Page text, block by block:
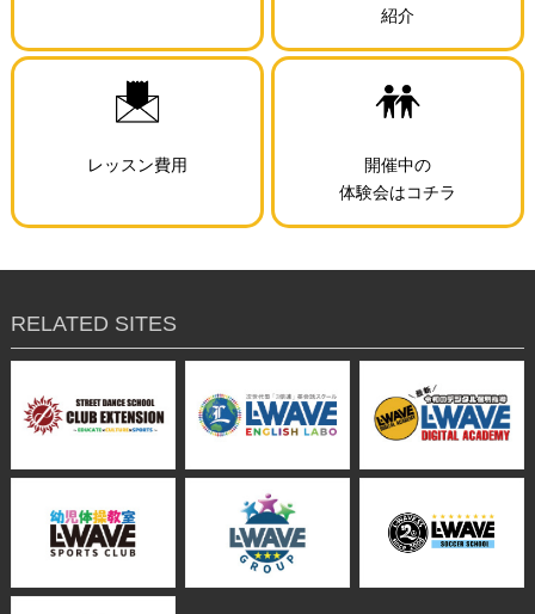
紹介
レッスン費用
開催中の
体験会はコチラ
RELATED SITES